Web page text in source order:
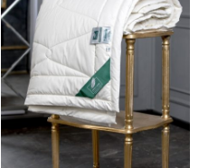
1,5 (140*205 см.)
1,5 (150*200 см.)
Двухспальный
(172*205 см.)